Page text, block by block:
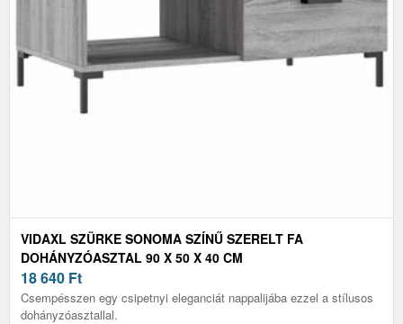
VIDAXL SZÜRKE SONOMA SZÍNŰ SZERELT FA
DOHÁNYZÓASZTAL 90 X 50 X 40 CM
18 640 Ft
Csempésszen egy csipetnyi eleganciát nappalijába ezzel a stílusos
dohányzóasztallal.